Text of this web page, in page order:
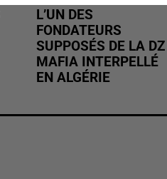
L’UN DES
FONDATEURS
SUPPOSÉS DE LA DZ
MAFIA INTERPELLÉ
EN ALGÉRIE